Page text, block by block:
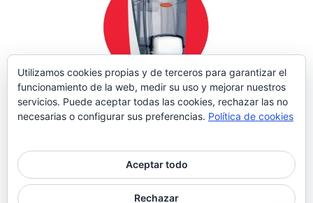
Dispensador de
jabón Azur 0,4 litros
© 2026 Higiene | Limpieza Industrial | Seguridad Alimentaria.
Utilizamos cookies propias y de terceros para garantizar el
funcionamiento de la web, medir su uso y mejorar nuestros
servicios. Puede aceptar todas las cookies, rechazar las no
necesarias o configurar sus preferencias. Política de cookies
Aceptar todo
Rechazar